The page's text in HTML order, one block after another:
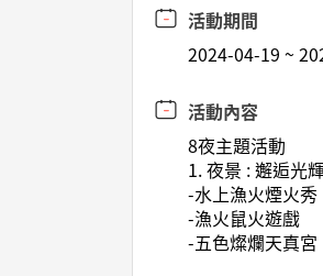
活動期間
2024-04-19 ~
活動內容
8夜主題活動
1. 夜景 : 邂逅光
-水上漁火煙火秀
-漁火鼠火遊戲
-五色燦爛天真宮